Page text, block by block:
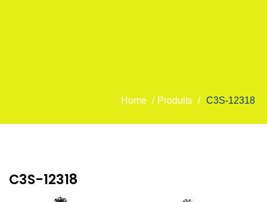
Home / Produits / C3S-12318
C3S-12318